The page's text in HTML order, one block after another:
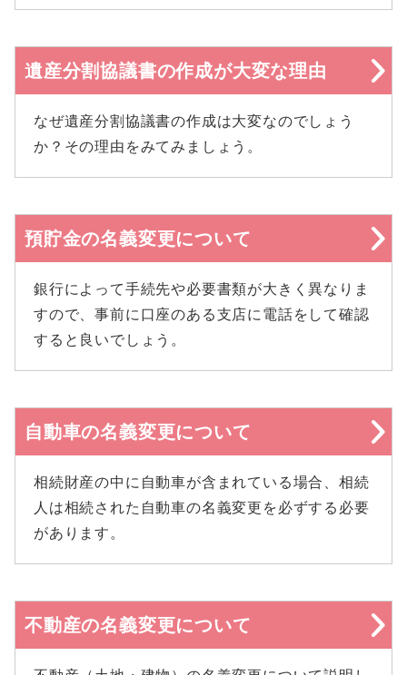
遺産分割協議書の作成が大変な理由
なぜ遺産分割協議書の作成は大変なのでしょう
か？その理由をみてみましょう。
預貯金の名義変更について
銀行によって手続先や必要書類が大きく異なりま
すので、事前に口座のある支店に電話をして確認
すると良いでしょう。
自動車の名義変更について
相続財産の中に自動車が含まれている場合、相続
人は相続された自動車の名義変更を必ずする必要
があります。
不動産の名義変更について